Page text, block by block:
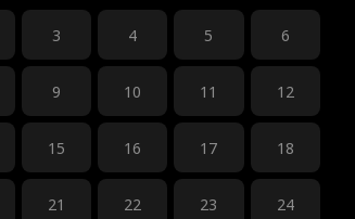
3 4 5 6
9 10 11 12
15 16 17 18
21 22 23 24